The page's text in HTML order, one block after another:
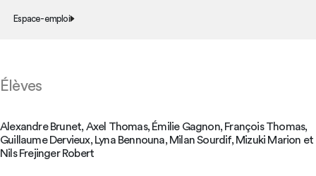
Espace-emploi
Élèves
Alexandre Brunet, Axel Thomas, Émilie Gagnon, François Thomas,
Guillaume Dervieux, Lyna Bennouna, Milan Sourdif, Mizuki Marion et
Nils Frejinger Robert